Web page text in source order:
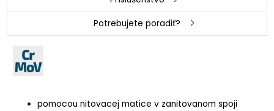
Potrebujete poradiť?
pomocou nitovacej matice v zanitovanom spoji